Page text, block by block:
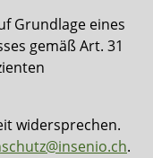
Grundlage eines
gemäß Art. 31
widersprechen.
.